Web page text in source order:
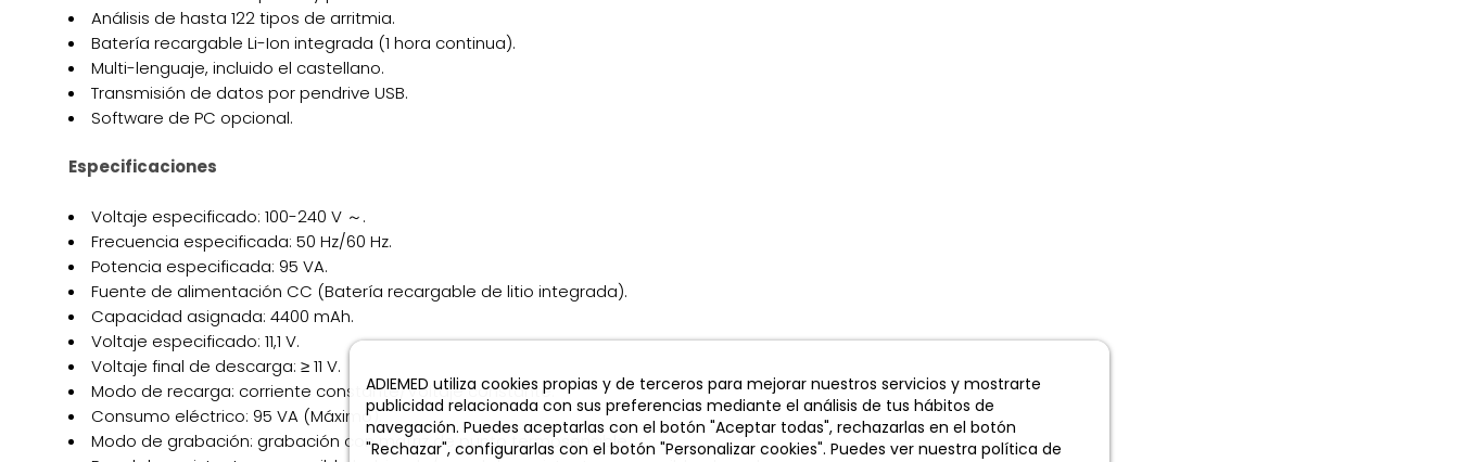
ADIEMED utiliza cookies propias y de terceros para mejorar nuestros servicios y mostrarte
publicidad relacionada con sus preferencias mediante el análisis de tus hábitos de
navegación. Puedes aceptarlas con el botón "Aceptar todas", rechazarlas en el botón
"Rechazar", configurarlas con el botón "Personalizar cookies". Puedes ver nuestra política de
Análisis de hasta 122 tipos de arritmia.
Batería recargable Li-Ion integrada (1 hora continua).
Multi-lenguaje, incluido el castellano.
Transmisión de datos por pendrive USB.
Software de PC opcional.
Especificaciones
Voltaje especificado: 100-240 V ～.
Frecuencia especificada: 50 Hz/60 Hz.
Potencia especificada: 95 VA.
Fuente de alimentación CC (Batería recargable de litio integrada).
Capacidad asignada: 4400 mAh.
Voltaje especificado: 11,1 V.
Voltaje final de descarga: ≥ 11 V.
Modo de recarga: corriente constante/Voltaje constante.
Consumo eléctrico: 95 VA (Máximo).
Modo de grabación: grabación con matriz de punto termosensible.